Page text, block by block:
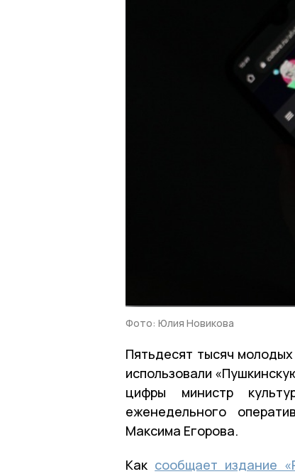
Фото: Юлия Новикова
Пятьдесят тысяч
использовали
цифры министр
еженедельного
Максима Егорова.
Как сообщает издание